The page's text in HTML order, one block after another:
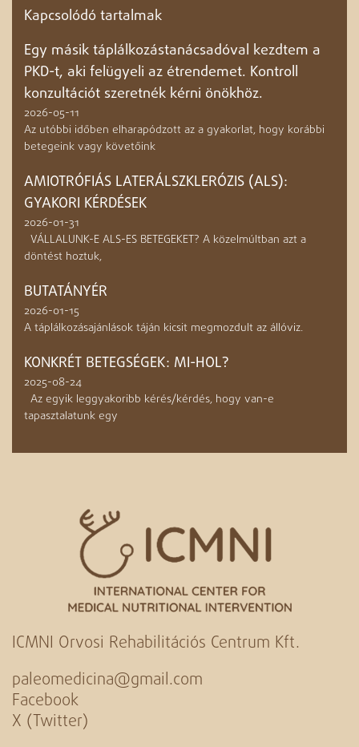
Kapcsolódó tartalmak
Egy másik táplálkozástanácsadóval kezdtem a
PKD-t, aki felügyeli az étrendemet. Kontroll
konzultációt szeretnék kérni önökhöz.
2026-05-11
Az utóbbi időben elharapódzott az a gyakorlat, hogy korábbi
betegeink vagy követőink
AMIOTRÓFIÁS LATERÁLSZKLERÓZIS (ALS):
GYAKORI KÉRDÉSEK
2026-01-31
VÁLLALUNK-E ALS-ES BETEGEKET? A közelmúltban azt a
döntést hoztuk,
BUTATÁNYÉR
2026-01-15
A táplálkozásajánlások táján kicsit megmozdult az állóviz.
KONKRÉT BETEGSÉGEK: MI-HOL?
2025-08-24
Az egyik leggyakoribb kérés/kérdés, hogy van-e
tapasztalatunk egy
ICMNI Orvosi Rehabilitációs Centrum Kft.
paleomedicina@gmail.com
Facebook
X (Twitter)